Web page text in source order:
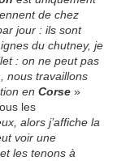
de chez
jour : ils sont
du chutney, je
: on ne peut pas
, nous travaillons
en Corse »
les
alors j’affiche la
voir une
les tenons à